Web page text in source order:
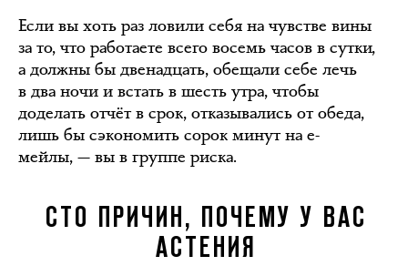
Если вы хоть раз ловили себя на чувстве вины
за то, что работаете всего восемь часов в сутки,
а должны бы двенадцать, обещали себе лечь
в два ночи и встать в шесть утра, чтобы
доделать отчёт в срок, отказывались от обеда,
лишь бы сэкономить сорок минут на е-
мейлы, — вы в группе риска.
СТО ПРИЧИН, ПОЧЕМУ У ВАС
АСТЕНИЯ